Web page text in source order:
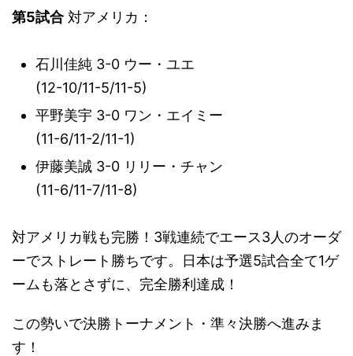
第5試合 対アメリカ：
石川佳純 3-0 ウー・ユエ
(12-10/11-5/11-5)
平野美宇 3-0 ワン・エイミー
(11-6/11-2/11-1)
伊藤美誠 3-0 リリー・チャン
(11-6/11-7/11-8)
対アメリカ戦も完勝！3戦連続でエース3人のオーダ
ーでストレート勝ちです。日本は予選5試合全て1ゲ
ームも落とさずに、完全勝利達成！
この勢いで決勝トーナメント・準々決勝へ進みま
す！